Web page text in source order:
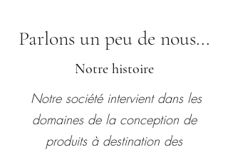
photos
argentiq
ues,valabl
e
Parlons un peu de nous...
Notre histoire
Notre société intervient dans les
domaines de la conception de
produits à destination des